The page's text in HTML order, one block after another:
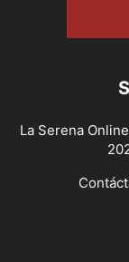
La Serena